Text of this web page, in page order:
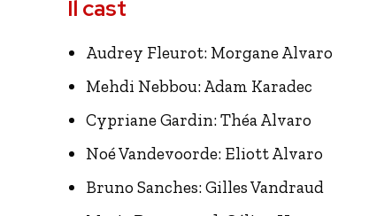
Il cast
Audrey Fleurot: Morgane Alvaro
Mehdi Nebbou: Adam Karadec
Cypriane Gardin: Théa Alvaro
Noé Vandevoorde: Eliott Alvaro
Bruno Sanches: Gilles Vandraud